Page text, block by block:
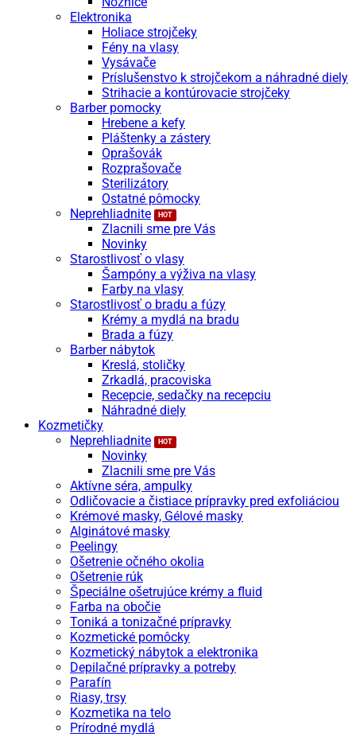
Elektronika
Holiace strojčeky
Fény na vlasy
Vysávače
Príslušenstvo k strojčekom a náhradné diely
Strihacie a kontúrovacie strojčeky
Barber pomocky
Hrebene a kefy
Pláštenky a zástery
Oprašovák
Rozprašovače
Sterilizátory
Ostatné pômocky
Neprehliadnite
Zlacnili sme pre Vás
Novinky
Starostlivosť o vlasy
Šampóny a výživa na vlasy
Farby na vlasy
Starostlivosť o bradu a fúzy
Krémy a mydlá na bradu
Brada a fúzy
Barber nábytok
Kreslá, stoličky
Zrkadlá, pracoviska
Recepcie, sedačky na recepciu
Náhradné diely
Kozmetičky
Neprehliadnite
Novinky
Zlacnili sme pre Vás
Aktívne séra, ampulky
Odličovacie a čistiace prípravky pred exfoliáciou
Krémové masky, Gélové masky
Alginátové masky
Peelingy
Ošetrenie očného okolia
Ošetrenie rúk
Špeciálne ošetrujúce krémy a fluid
Farba na obočie
Toniká a tonizačné prípravky
Kozmetické pomôcky
Kozmetický nábytok a elektronika
Depilačné prípravky a potreby
Parafín
Riasy, trsy
Kozmetika na telo
Prírodné mydlá